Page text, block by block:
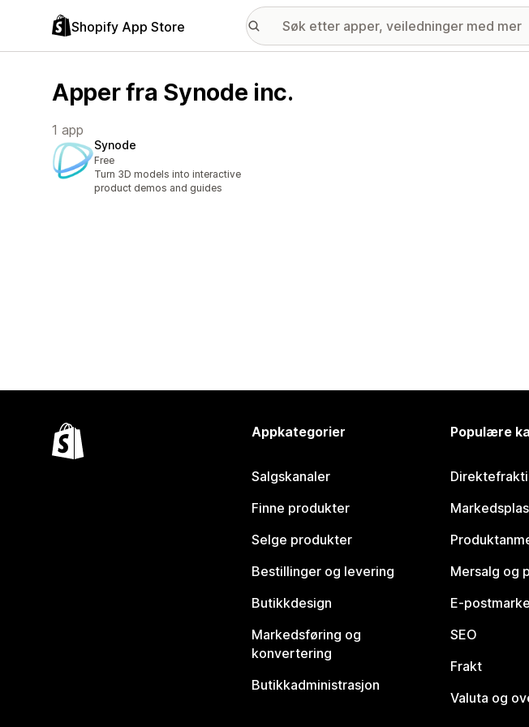
Shopify App Store
Apper fra Synode inc.
1 app
Synode
Free
Turn 3D models into interactive
product demos and guides
Appkategorier
Salgskanaler
Finne produkter
Selge produkter
Bestillinger og levering
Butikkdesign
Markedsføring og
konvertering
Butikkadministrasjon
Populære
Mersalg og
E-
SEO
Frakt
Valuta og